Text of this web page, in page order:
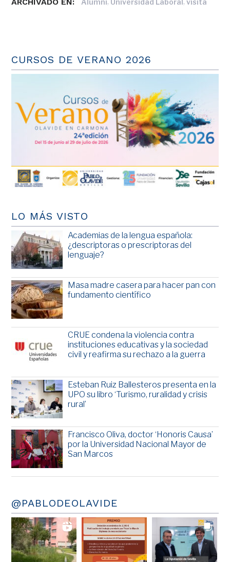
CURSOS DE VERANO 2026
LO MÁS VISTO
Academias de la lengua española:
¿descriptoras o prescriptoras del
lenguaje?
Masa madre casera para hacer pan con
fundamento científico
CRUE condena la violencia contra
instituciones educativas y la sociedad
civil y reafirma su rechazo a la guerra
Esteban Ruiz Ballesteros presenta en la
UPO su libro ‘Turismo, ruralidad y crisis
rural’
Francisco Oliva, doctor ‘Honoris Causa’
por la Universidad Nacional Mayor de
San Marcos
@PABLODEOLAVIDE